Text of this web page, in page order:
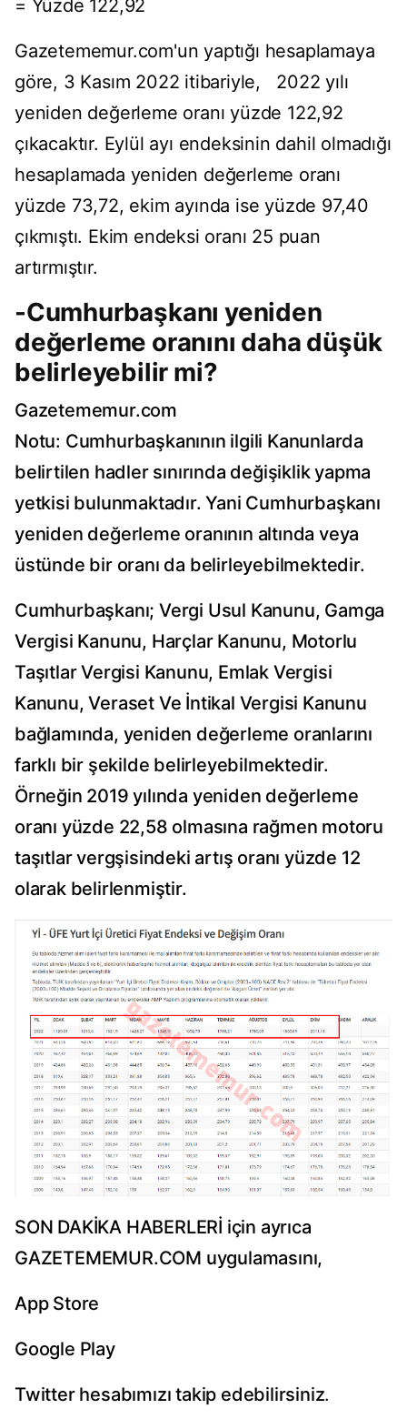
= Yüzde 122,92
Gazetememur.com'un yaptığı hesaplamaya
göre, 3 Kasım 2022 itibariyle, 2022 yılı
yeniden değerleme oranı yüzde 122,92
çıkacaktır. Eylül ayı endeksinin dahil olmadığı
hesaplamada yeniden değerleme oranı
yüzde 73,72, ekim ayında ise yüzde 97,40
çıkmıştı. Ekim endeksi oranı 25 puan
artırmıştır.
-Cumhurbaşkanı yeniden
değerleme oranını daha düşük
belirleyebilir mi?
Gazetememur.com
Notu: Cumhurbaşkanının ilgili Kanunlarda
belirtilen hadler sınırında değişiklik yapma
yetkisi bulunmaktadır. Yani Cumhurbaşkanı
yeniden değerleme oranının altında veya
üstünde bir oranı da belirleyebilmektedir.
Cumhurbaşkanı; Vergi Usul Kanunu, Gamga
Vergisi Kanunu, Harçlar Kanunu, Motorlu
Taşıtlar Vergisi Kanunu, Emlak Vergisi
Kanunu, Veraset Ve İntikal Vergisi Kanunu
bağlamında, yeniden değerleme oranlarını
farklı bir şekilde belirleyebilmektedir.
Örneğin 2019 yılında yeniden değerleme
oranı yüzde 22,58 olmasına rağmen motoru
taşıtlar vergşisindeki artış oranı yüzde 12
olarak belirlenmiştir.
SON DAKİKA HABERLERİ için ayrıca
GAZETEMEMUR.COM uygulamasını,
App Store
Google Play
Twitter hesabımızı takip edebilirsiniz.